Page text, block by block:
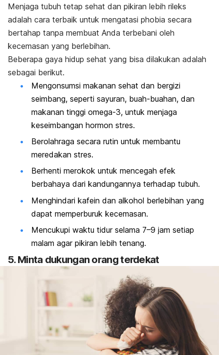
Menjaga tubuh tetap sehat dan pikiran lebih rileks
adalah cara terbaik untuk mengatasi phobia secara
bertahap tanpa membuat Anda terbebani oleh
kecemasan yang berlebihan.
Beberapa gaya hidup sehat yang bisa dilakukan adalah
sebagai berikut.
Mengonsumsi makanan sehat dan bergizi
seimbang, seperti sayuran, buah-buahan, dan
makanan tinggi omega-3, untuk menjaga
keseimbangan hormon stres.
Berolahraga secara rutin untuk membantu
meredakan stres.
Berhenti merokok untuk mencegah efek
berbahaya dari kandungannya terhadap tubuh.
Menghindari kafein dan alkohol berlebihan yang
dapat memperburuk kecemasan.
Mencukupi waktu tidur selama 7–9 jam setiap
malam agar pikiran lebih tenang.
5. Minta dukungan orang terdekat